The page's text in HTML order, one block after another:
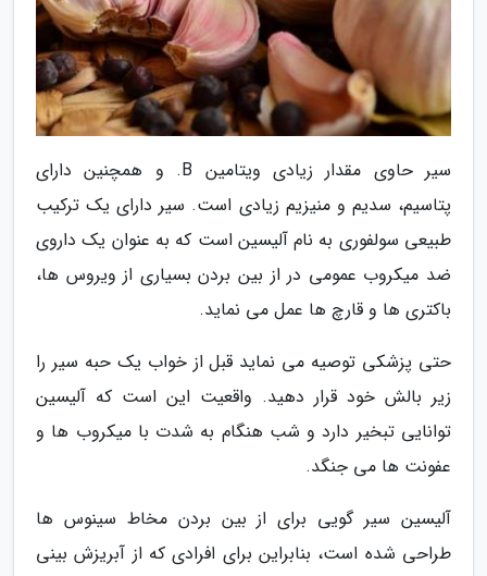
سیر حاوی مقدار زیادی ویتامین B. و همچنین دارای
پتاسیم، سدیم و منیزیم زیادی است. سیر دارای یک ترکیب
طبیعی سولفوری به نام آلیسین است که به عنوان یک داروی
ضد میکروب عمومی در از بین بردن بسیاری از ویروس ها،
باکتری ها و قارچ ها عمل می نماید.
حتی پزشکی توصیه می نماید قبل از خواب یک حبه سیر را
زیر بالش خود قرار دهید. واقعیت این است که آلیسین
توانایی تبخیر دارد و شب هنگام به شدت با میکروب ها و
عفونت ها می جنگد.
آلیسین سیر گویی برای از بین بردن مخاط سینوس ها
طراحی شده است، بنابراین برای افرادی که از آبریزش بینی